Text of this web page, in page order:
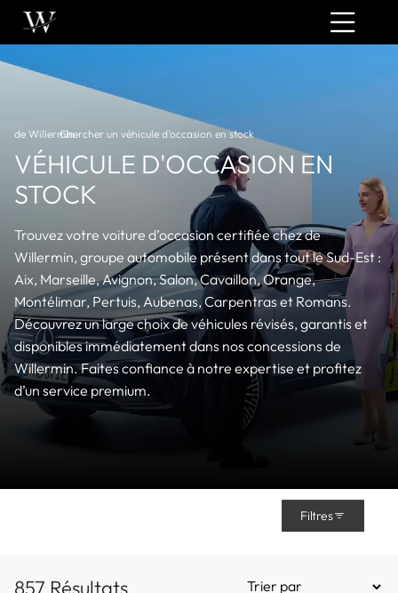
Filtres
857 Résultats
de Willermin
›
Chercher un véhicule d'occasion en stock
VÉHICULE D'OCCASION EN
STOCK
Trouvez votre voiture d’occasion certifiée chez de
Willermin, groupe automobile présent dans tout le Sud-Est :
Aix, Marseille, Avignon, Salon, Cavaillon, Orange,
Montélimar, Pertuis, Aubenas, Carpentras et Romans.
Découvrez un large choix de véhicules révisés, garantis et
disponibles immédiatement dans nos concessions de
Willermin. Faites confiance à notre expertise et profitez
d’un service premium.